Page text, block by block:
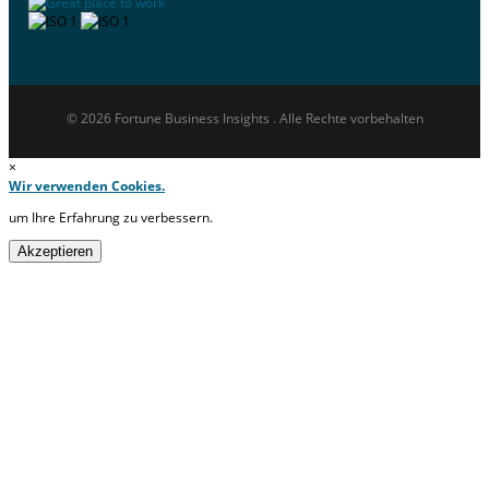
© 2026 Fortune Business Insights . Alle Rechte vorbehalten
×
Wir verwenden Cookies.
um Ihre Erfahrung zu verbessern.
Akzeptieren